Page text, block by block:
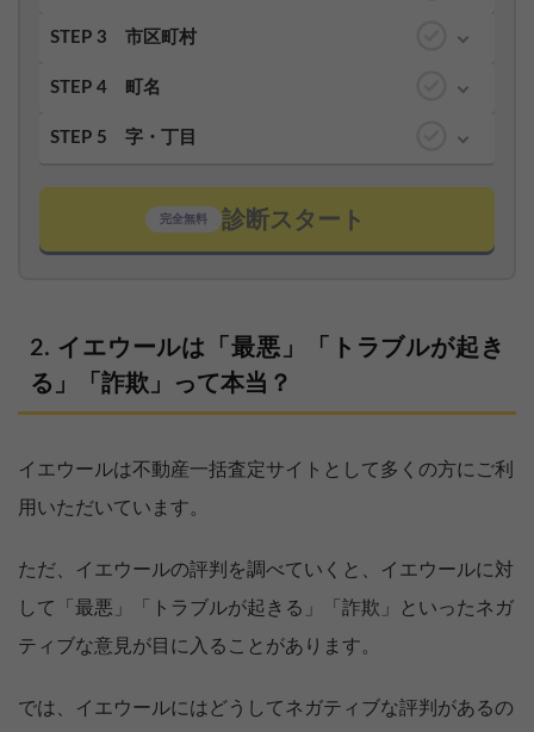
STEP 3 市区町村
STEP 4 町名
STEP 5 字・丁目
完全無料 診断スタート
イエウールは「最悪」「トラブルが起き
る」「詐欺」って本当？
イエウールは不動産一括査定サイトとして多くの方にご利
用いただいています。
ただ、イエウールの評判を調べていくと、イエウールに対
して「最悪」「トラブルが起きる」「詐欺」といったネガ
ティブな意見が目に入ることがあります。
では、イエウールにはどうしてネガティブな評判があるの